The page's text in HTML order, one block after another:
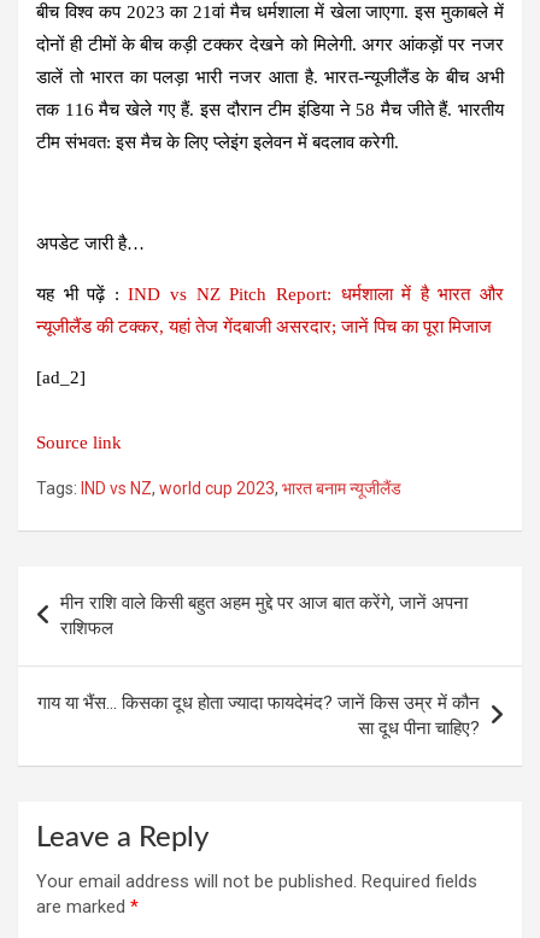
बीच विश्व कप 2023 का 21वां मैच धर्मशाला में खेला जाएगा. इस मुकाबले में
दोनों ही टीमों के बीच कड़ी टक्कर देखने को मिलेगी. अगर आंकड़ों पर नजर
डालें तो भारत का पलड़ा भारी नजर आता है. भारत-न्यूजीलैंड के बीच अभी
तक 116 मैच खेले गए हैं. इस दौरान टीम इंडिया ने 58 मैच जीते हैं. भारतीय
टीम संभवत: इस मैच के लिए प्लेइंग इलेवन में बदलाव करेगी.
अपडेट जारी है…
यह भी पढ़ें :IND vs NZ Pitch Report: धर्मशाला में है भारत और
न्यूजीलैंड की टक्कर, यहां तेज गेंदबाजी असरदार; जानें पिच का पूरा मिजाज
[ad_2]
Source link
Tags: IND vs NZ, world cup 2023, भारत बनाम न्यूजीलैंड
navigation
मीन राशि वाले किसी बहुत अहम मुद्दे पर आज बात करेंगे, जानें अपना
राशिफल
गाय या भैंस… किसका दूध होता ज्यादा फायदेमंद? जानें किस उम्र में कौन
सा दूध पीना चाहिए?
Leave a Reply
Your email address will not be published. Required fields
are marked *